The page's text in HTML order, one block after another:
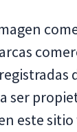
ser
este sitio